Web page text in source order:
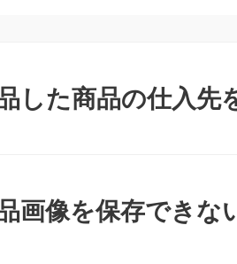
した商品の仕入先
画像を保存できな